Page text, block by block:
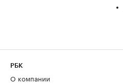
РБК
О компании